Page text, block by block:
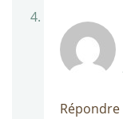
Répondre